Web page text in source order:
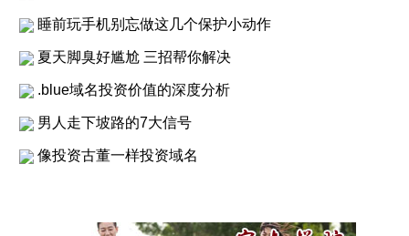
睡前玩手机别忘做这几个保护小动作
夏天脚臭好尴尬 三招帮你解决
.blue域名投资价值的深度分析
男人走下坡路的7大信号
像投资古董一样投资域名